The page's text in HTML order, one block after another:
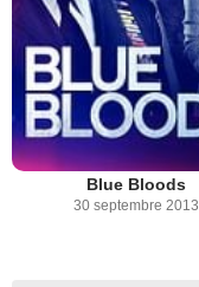
Blue Bloods
30 septembre 2013